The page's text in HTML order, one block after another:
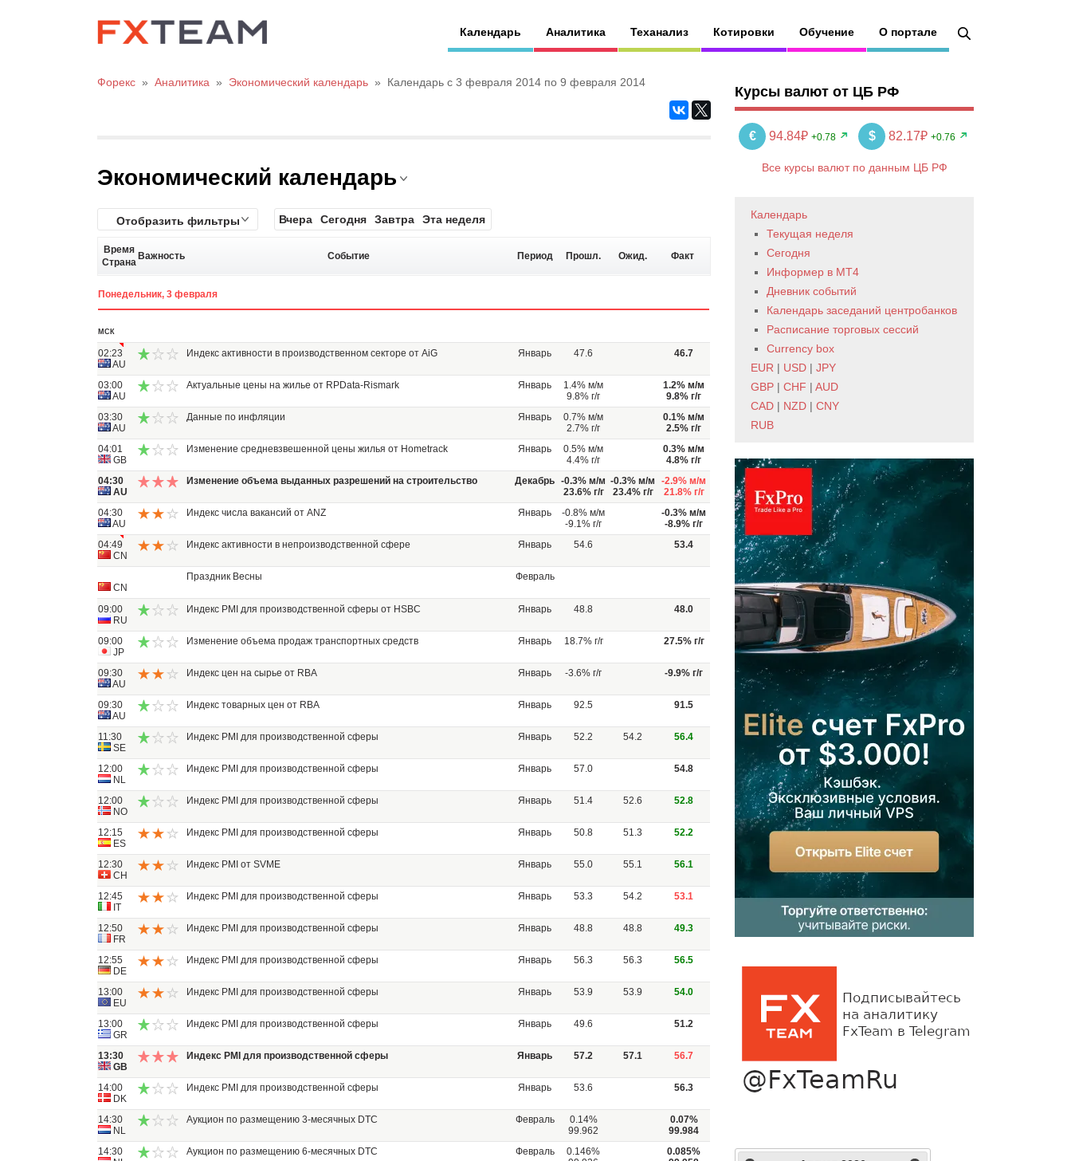
Календарь Аналитика Теханализ Котировки Обучение О портале
Форекс » Аналитика » Экономический календарь » Календарь с 3 февраля 2014 по 9 февраля 2014
Экономический календарь
Отобразить фильтры Вчера Сегодня Завтра Эта неделя
Время
Страна
Важность Событие Период Прошл. Ожид. Факт
Понедельник, 3 февраля
МСК
02:23
AU
Индекс активности в производственном секторе от AiG Январь 47.6 46.7
03:00
AU
Актуальные цены на жилье от RPData-Rismark Январь
1.4% м/м
9.8% г/г
1.2% м/м
9.8% г/г
03:30
AU
Данные по инфляции Январь
0.7% м/м
2.7% г/г
0.1% м/м
2.5% г/г
04:01
GB
Изменение средневзвешенной цены жилья от Hometrack Январь
0.5% м/м
4.4% г/г
0.3% м/м
4.8% г/г
04:30
AU
Изменение объема выданных разрешений на строительство Декабрь -0.3% м/м
23.6% г/г
-0.3% м/м
23.4% г/г
-2.9% м/м
21.8% г/г
04:30
AU
Индекс числа вакансий от ANZ Январь
-0.8% м/м
-9.1% г/г
-0.3% м/м
-8.9% г/г
04:49
CN
Индекс активности в непроизводственной сфере Январь 54.6 53.4
CN
Праздник Весны Февраль
09:00
RU
Индекс PMI для производственной сферы от HSBC Январь 48.8 48.0
09:00
JP
Изменение объема продаж транспортных средств Январь 18.7% г/г 27.5% г/г
09:30
AU
Индекс цен на сырье от RBA Январь -3.6% г/г -9.9% г/г
09:30
AU
Индекс товарных цен от RBA Январь 92.5 91.5
11:30
SE
Индекс PMI для производственной сферы Январь 52.2 54.2 56.4
12:00
NL
Индекс PMI для производственной сферы Январь 57.0 54.8
12:00
NO
Индекс PMI для производственной сферы Январь 51.4 52.6 52.8
12:15
ES
Индекс PMI для производственной сферы Январь 50.8 51.3 52.2
12:30
CH
Индекс PMI от SVME Январь 55.0 55.1 56.1
12:45
IT
Индекс PMI для производственной сферы Январь 53.3 54.2 53.1
12:50
FR
Индекс PMI для производственной сферы Январь 48.8 48.8 49.3
12:55
DE
Индекс PMI для производственной сферы Январь 56.3 56.3 56.5
13:00
EU
Индекс PMI для производственной сферы Январь 53.9 53.9 54.0
13:00
GR
Индекс PMI для производственной сферы Январь 49.6 51.2
13:30
GB
Индекс PMI для производственной сферы Январь 57.2 57.1 56.7
14:00
DK
Индекс PMI для производственной сферы Январь 53.6 56.3
14:30
NL
Аукцион по размещению 3-месячных DTC Февраль
0.14%
99.962
0.07%
99.984
14:30
Аукцион по размещению 6-месячных DTC Февраль
0.146%
0.085%
Курсы валют от ЦБ РФ
€ 94.84₽ +0.78 $ 82.17₽ +0.76
Все курсы валют по данным ЦБ РФ
Календарь
Текущая неделя
Сегодня
Информер в MT4
Дневник событий
Календарь заседаний центробанков
Расписание торговых сессий
Currency box
EUR | USD | JPY
GBP | CHF | AUD
CAD | NZD | CNY
RUB